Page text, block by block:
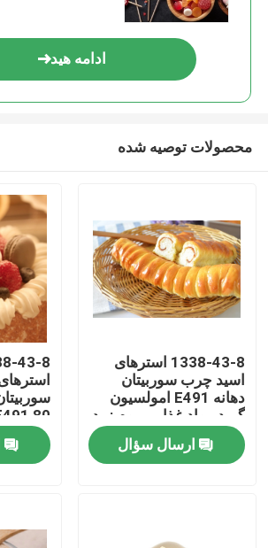
صفحه اصلی
ادامه هید
محصولات توصیه شده
1338-43-8 استرهای
اسید چرب سوربیتان
دهانه E491 امولسیون
گرید مواد غذایی موم زرد
روشن
ارسال سؤال
43-8
80 E491 موم زرد رنگ